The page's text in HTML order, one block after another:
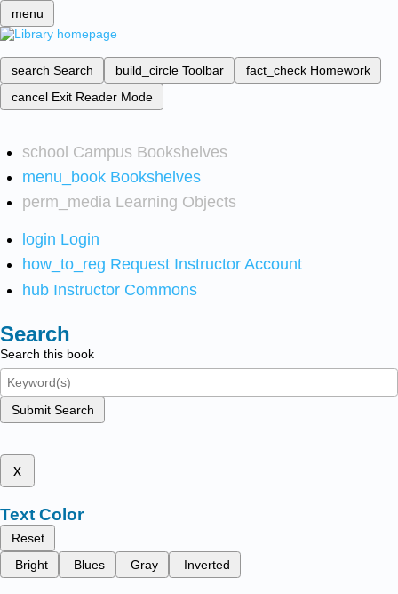
menu
search Search build_circle Toolbar fact_check Homework
cancel Exit Reader Mode
school Campus Bookshelves
menu_book Bookshelves
perm_media Learning Objects
login Login
how_to_reg Request Instructor Account
hub Instructor Commons
Search
Search this book
Submit Search
x
Text Color
Reset
Bright
Blues Gray Inverted